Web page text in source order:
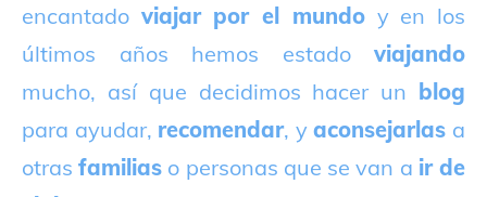
encantado viajar por el mundoy en los
últimos años hemos estado viajando
mucho, así que decidimos hacer un blog
para ayudar, recomendar, yaconsejarlas a
otrasfamilias o personas que se van a ir de